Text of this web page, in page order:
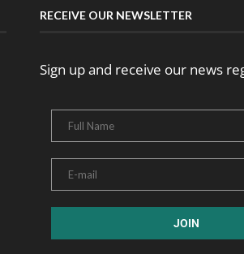
RECEIVE OUR NEWSLETTER
Sign up and receive our news